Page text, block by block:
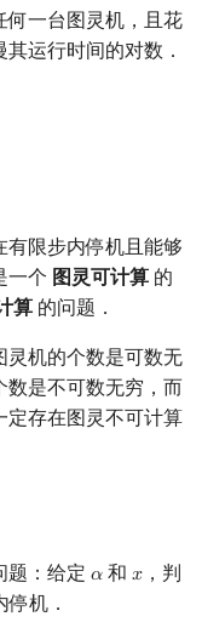
何一台图灵机，且花
运行时间的对数．
限步内停机且能够
一个 图灵可计算 的
算 的问题．
灵机的个数是可数无
数是不可数无穷，而
定存在图灵不可计算
题：给定 𝛼
α 和𝑥
x ，判
机．